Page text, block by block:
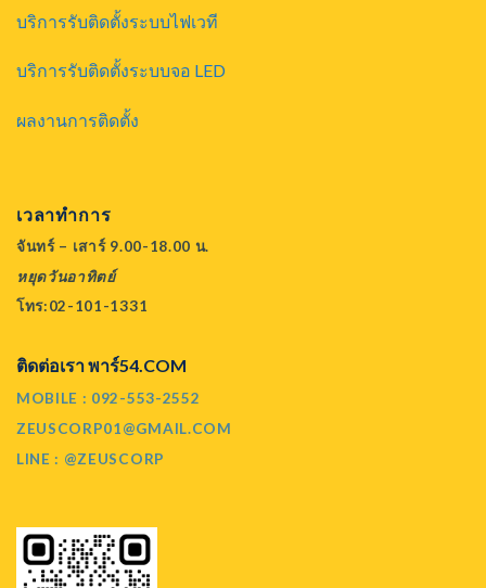
บริการรับติดตั้งระบบไฟเวที
บริการรับติดตั้งระบบจอ LED
ผลงานการติดตั้ง
เวลาทำการ
จันทร์ – เสาร์ 9.00-18.00 น.
หยุดวันอาทิตย์
โทร:02-101-1331
ติดต่อเรา พาร์54.COM
MOBILE : 092-553-2552
ZEUSCORP01@GMAIL.COM
LINE : @ZEUSCORP